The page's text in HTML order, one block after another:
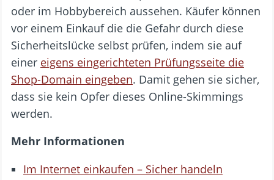
oder im Hobbybereich aussehen. Käufer können
vor einem Einkauf die die Gefahr durch diese
Sicherheitslücke selbst prüfen, indem sie auf
einer eigens eingerichteten Prüfungsseite die
Shop-Domain eingeben. Damit gehen sie sicher,
dass sie kein Opfer dieses Online-Skimmings
werden.
Mehr Informationen
Im Internet einkaufen – Sicher handeln